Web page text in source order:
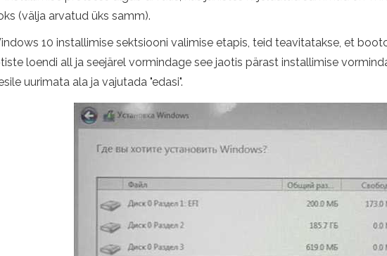
(välja arvatud üks samm).
10 installimise sektsiooni valimise etapis, teid teavitatakse, et
loendi all ja seejärel vormindage see jaotis pärast installimise
uurimata ala ja vajutada "edasi".